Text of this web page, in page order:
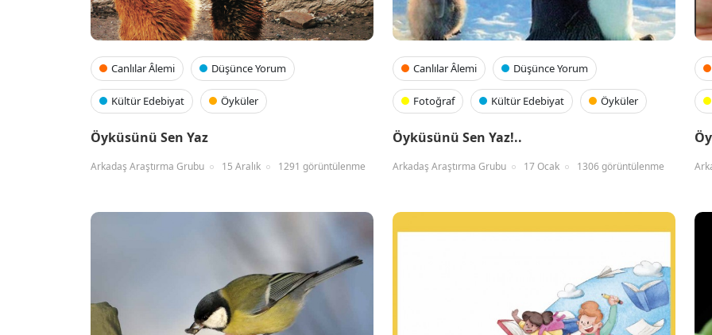
Canlılar Âlemi Düşünce Yorum
Kültür Edebiyat Öyküler
Öyküsünü Sen Yaz
Arkadaş Araştırma Grubu 15 Aralık 1291 görüntülenme
Canlılar Âlemi Düşünce Yorum
Fotoğraf Kültür Edebiyat Öyküler
Öyküsünü Sen Yaz!..
Arkadaş Araştırma Grubu 17 Ocak 1306 görüntülenme